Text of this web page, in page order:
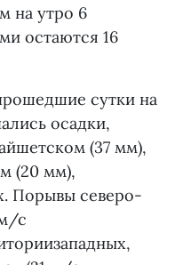
на утро 6
остаются 16
сутки на
осадки,
(37 мм),
(20 мм),
Порывы северо-
с